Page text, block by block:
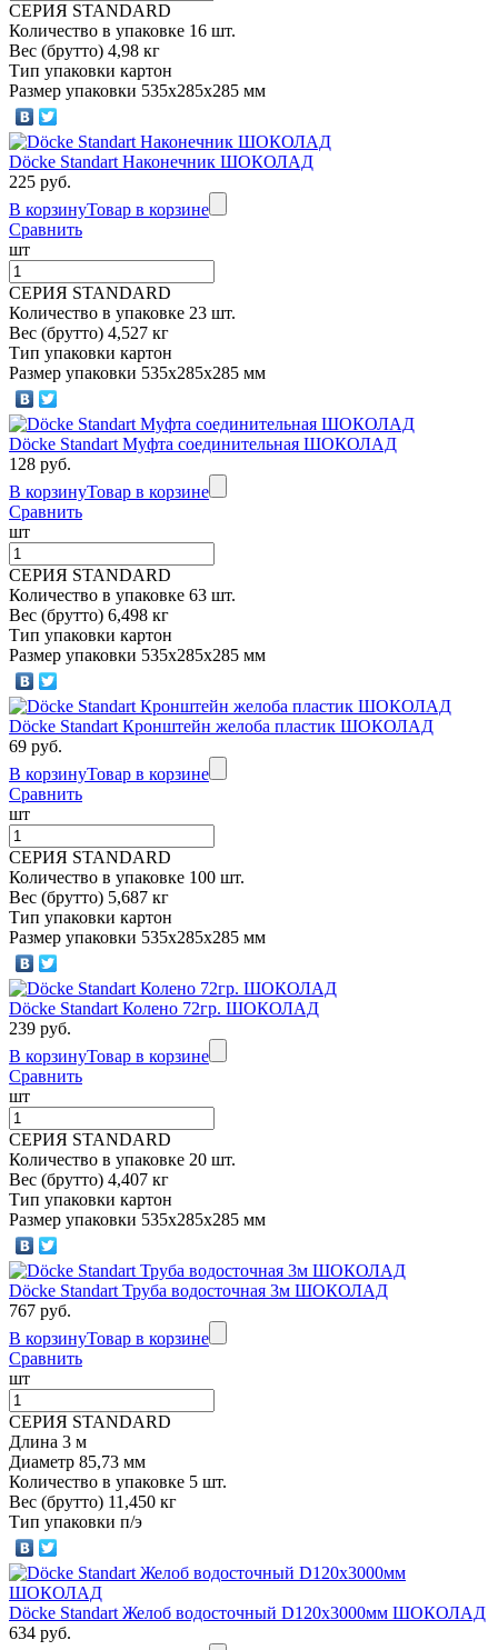
СЕРИЯ STANDARD
Количество в упаковке 16 шт.
Вес (брутто) 4,98 кг
Тип упаковки картон
Размер упаковки 535х285х285 мм
Döcke Standart Наконечник ШОКОЛАД
225 руб.
В корзинуТовар в корзине
Сравнить
шт
СЕРИЯ STANDARD
Количество в упаковке 23 шт.
Вес (брутто) 4,527 кг
Тип упаковки картон
Размер упаковки 535х285х285 мм
Döcke Standart Муфта соединительная ШОКОЛАД
128 руб.
В корзинуТовар в корзине
Сравнить
шт
СЕРИЯ STANDARD
Количество в упаковке 63 шт.
Вес (брутто) 6,498 кг
Тип упаковки картон
Размер упаковки 535х285х285 мм
Döcke Standart Кронштейн желоба пластик ШОКОЛАД
69 руб.
В корзинуТовар в корзине
Сравнить
шт
СЕРИЯ STANDARD
Количество в упаковке 100 шт.
Вес (брутто) 5,687 кг
Тип упаковки картон
Размер упаковки 535х285х285 мм
Döcke Standart Колено 72гр. ШОКОЛАД
239 руб.
В корзинуТовар в корзине
Сравнить
шт
СЕРИЯ STANDARD
Количество в упаковке 20 шт.
Вес (брутто) 4,407 кг
Тип упаковки картон
Размер упаковки 535х285х285 мм
Döcke Standart Труба водосточная 3м ШОКОЛАД
767 руб.
В корзинуТовар в корзине
Сравнить
шт
СЕРИЯ STANDARD
Длина 3 м
Диаметр 85,73 мм
Количество в упаковке 5 шт.
Вес (брутто) 11,450 кг
Тип упаковки п/э
Döcke Standart Желоб водосточный D120х3000мм ШОКОЛАД
634 руб.